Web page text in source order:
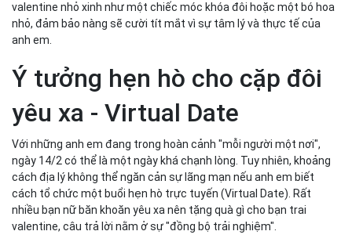
valentine nhỏ xinh như một chiếc móc khóa đôi hoặc một bó hoa
nhỏ, đảm bảo nàng sẽ cười tít mắt vì sự tâm lý và thực tế của
anh em.
Ý tưởng hẹn hò cho cặp đôi
yêu xa - Virtual Date
Với những anh em đang trong hoàn cảnh "mỗi người một nơi",
ngày 14/2 có thể là một ngày khá chạnh lòng. Tuy nhiên, khoảng
cách địa lý không thể ngăn cản sự lãng mạn nếu anh em biết
cách tổ chức một buổi hẹn hò trực tuyến (Virtual Date). Rất
nhiều bạn nữ băn khoăn yêu xa nên tặng quà gì cho bạn trai
valentine, câu trả lời nằm ở sự "đồng bộ trải nghiệm".